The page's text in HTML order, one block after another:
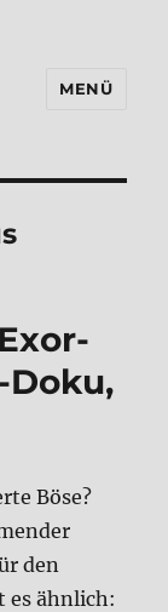
MENÜ
Doku,
Böse?
den
es ähn­lich: